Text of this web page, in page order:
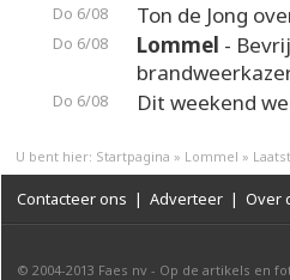
Do 6/08 Ton de Jong
Do 6/08 Lommel -
Do 6/08 Dit weekend
U bent hier: Startpagina » Lommel »
Contacteer ons | Adverteer | Over
© 2004-2013 Faes nv - Op de artikels en